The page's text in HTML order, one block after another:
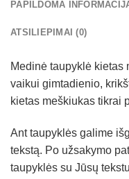
PAPILDOMA
ATSILIEPIMAI (0)
Medinė taupyklė kietas
vaikui gimtadienio,
kietas meškiukas tikrai
Ant taupyklės galime
tekstą. Po užsakymo
taupyklės su Jūsų